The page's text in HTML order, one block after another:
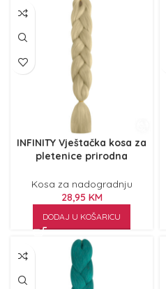
INFINITY Vještačka kosa za
pletenice prirodna
Kosa za nadogradnju
28,95 KM
DODAJ U KOŠARICU